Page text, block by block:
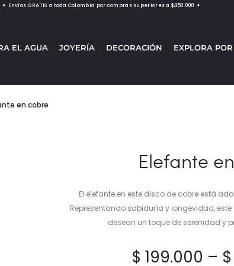
✦ Envíos GRATIS a toda Colombia por compras superiores a $450.000 ✦
EL AGUA JOYERÍA DECORACIÓN EXPLORA
en cobre
Elefante
El elefante en este disco de cobre está
Representando sabiduría y longevidad,
desean un toque de serenidad y
$ 199.000 – $